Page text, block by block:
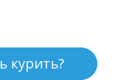
курить?